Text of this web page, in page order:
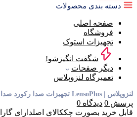
دسته بندی محصولات
صفحه اصلی
فروشگاه
تجهیزات استوک
شگفت انگیزشو!
دیگر صفحات
تعمیرگاه لنزوپلاس
لنزوپلاس | LensoPlus تجهیزات صدا رکورد صدا
پرسش 0 دیدگاه 0
قابل خرید بصورت چککالای اصلدارای